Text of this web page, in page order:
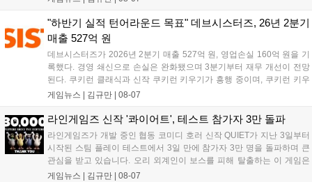
혜택을 지급하며, 상세 내용은 공식 라운지에서 확인할 수 있다. 이용자
는 게임 접속 및 주요 콘텐츠 플레이를 통해 성장을 지원받을 수 있다....
"하반기 실적 턴어라운드 목표" 데브시스터즈, 26년 2분기
매출 527억 원
데브시스터즈가 2026년 2분기 매출 527억 원, 영업손실 160억 원을 기
록했다. 경영 쇄신으로 손실은 완화됐으며 3분기부터 재무 개선이 전망
된다. 쿠키런 클래식과 신작 쿠키런 키우기가 흥행 중이며, 쿠키런 키우
기는 13일 첫 업데이트를 시작으로 2주 간격의 콘텐츠를 제공한다. 또한
이다. 회사는 비용 효율화와 신작 흥행을 통해 하반기 실적 턴어라운드
를 이끌 방침이다....
게임뉴스 | 김규만 08-07
라인게임즈 신작 '콰이어트', 테스트 참가자 3만 돌파
라인게임즈가 개발 중인 협동 코미디 호러 신작 QUIET가 지난 3일부터
시작된 스팀 플레이 테스트에서 3일 만에 참가자 3만 명을 돌파하며 큰
관심을 받고 있습니다. 오리 외계인이 보스를 피해 탈출하는 이 게임은
최대 4인 협동을 지원하며, 소음 관리와 물리 법칙을 활용한 전략적 플레
게임뉴스 | 김규만 08-07